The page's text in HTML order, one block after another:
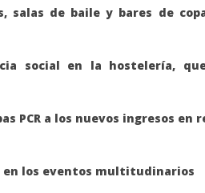
salas de baile y bares de
social en la hostelería,
PCR a los nuevos ingresos
en los eventos multitudinarios